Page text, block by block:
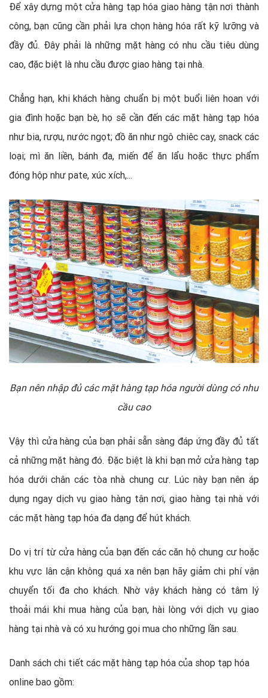
Để xây dựng một cửa hàng tạp hóa giao hàng tận nơi thành
công, bạn cũng cần phải lựa chọn hàng hóa rất kỹ lưỡng và
đầy đủ. Đây phải là những mặt hàng có nhu cầu tiêu dùng
cao, đặc biệt là nhu cầu được giao hàng tại nhà.
Chẳng hạn, khi khách hàng chuẩn bị một buổi liên hoan với
gia đình hoặc bạn bè, họ sẽ cần đến các mặt hàng tạp hóa
như bia, rượu, nước ngọt; đồ ăn như ngô chiêc cay, snack các
loại; mì ăn liền, bánh đa, miến để ăn lẩu hoặc thực phẩm
đóng hộp như pate, xúc xích,...
Bạn nên nhập đủ các mặt hàng tạp hóa người dùng có nhu
cầu cao
Vậy thì cửa hàng của bạn phải sẵn sàng đáp ứng đầy đủ tất
cả những mặt hàng đó. Đặc biệt là khi bạn mở cửa hàng tạp
hóa dưới chân các tòa nhà chung cư. Lúc này bạn nên áp
dụng ngay dịch vụ giao hàng tận nơi, giao hàng tại nhà với
các mặt hàng tạp hóa đa dạng để hút khách.
Do vị trí từ cửa hàng của bạn đến các căn hộ chung cư hoặc
khu vực lân cận không quá xa nên bạn hãy giảm chi phí vận
chuyển tối đa cho khách. Nhờ vậy khách hàng có tâm lý
thoải mái khi mua hàng của bạn, hài lòng với dịch vụ giao
hàng tại nhà và có xu hướng gọi mua cho những lần sau.
Danh sách chi tiết các mặt hàng tạp hóa của shop tạp hóa
online bao gồm: